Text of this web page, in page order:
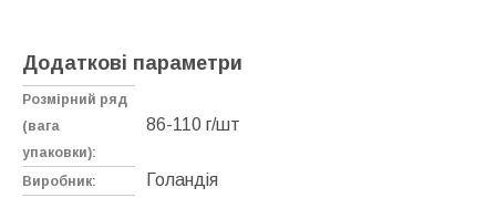
Додаткові параметри
Розмірний ряд
(вага
упаковки):
86-110 г/шт
Виробник: Голандія